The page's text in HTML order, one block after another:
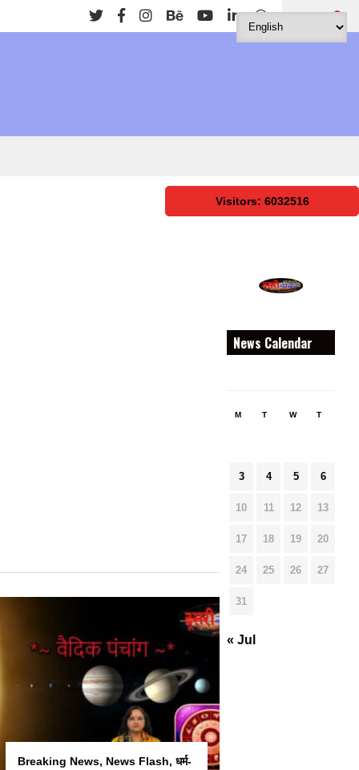
Visitors: 6032516
Breaking News, News Flash, धर्म-
News Calendar
M T W T
3 4 5 6
10 11 12 13
17 18 19 20
24 25 26 27
31
« Jul